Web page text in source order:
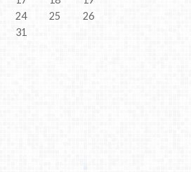
24 25
26
31